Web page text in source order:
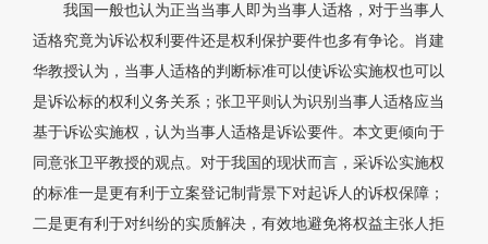
我国一般也认为正当当事人即为当事人适格，对于当事人
适格究竟为诉讼权利要件还是权利保护要件也多有争论。肖建
华教授认为，当事人适格的判断标准可以使诉讼实施权也可以
是诉讼标的权利义务关系；张卫平则认为识别当事人适格应当
基于诉讼实施权，认为当事人适格是诉讼要件。本文更倾向于
同意张卫平教授的观点。对于我国的现状而言，采诉讼实施权
的标准一是更有利于立案登记制背景下对起诉人的诉权保障；
二是更有利于对纠纷的实质解决，有效地避免将权益主张人拒